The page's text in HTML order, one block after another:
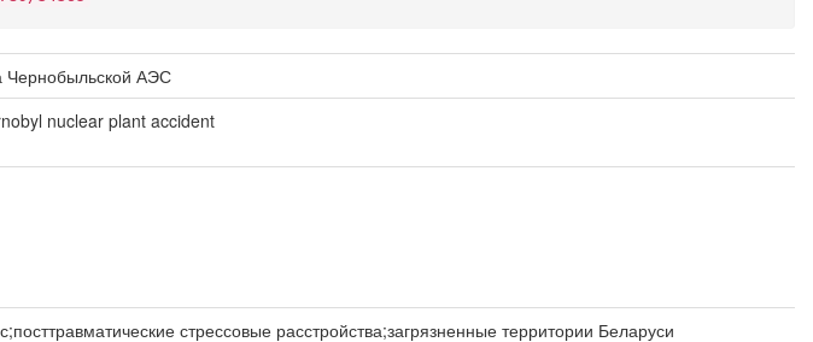
Чернобыльской АЭС
nuclear plant accident
стрессовые расстройства;загрязненные территории Беларуси